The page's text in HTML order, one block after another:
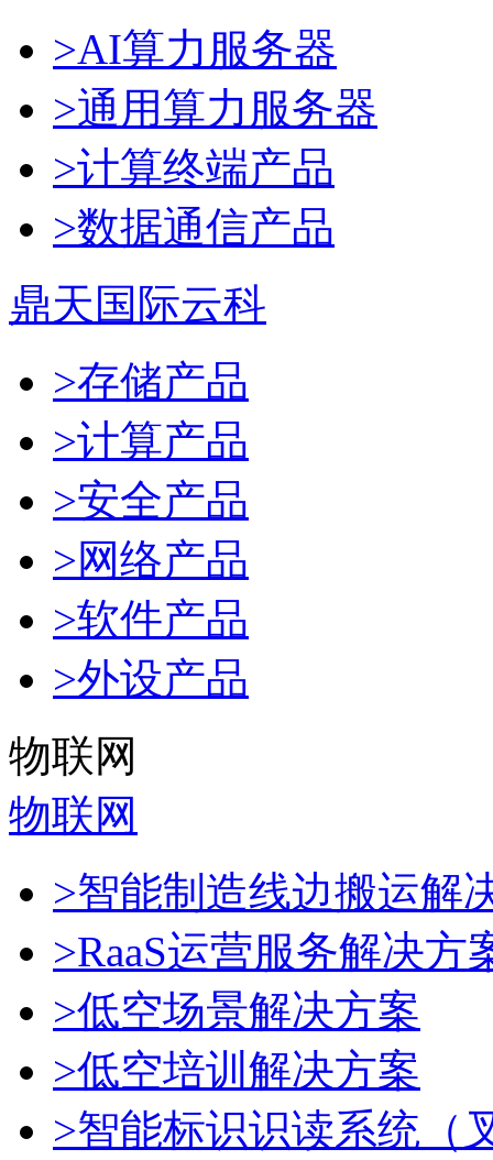
>AI算力服务器
>通用算力服务器
>计算终端产品
>数据通信产品
鼎天国际云科
>存储产品
>计算产品
>安全产品
>网络产品
>软件产品
>外设产品
物联网
物联网
>智能制造线边搬运解
>RaaS运营服务解决方
>低空场景解决方案
>低空培训解决方案
>智能标识识读系统（